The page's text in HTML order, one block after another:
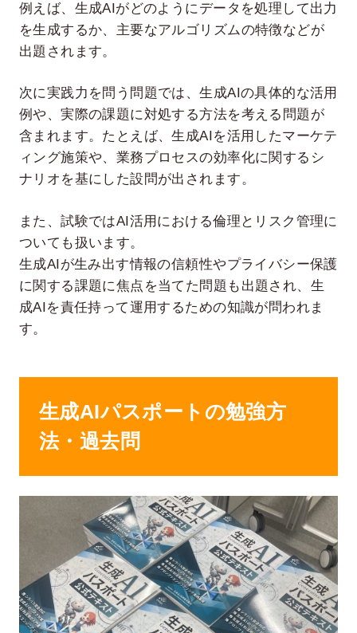
例えば、生成AIがどのようにデータを処理して出力
を生成するか、主要なアルゴリズムの特徴などが
出題されます。
次に実践力を問う問題では、生成AIの具体的な活用
例や、実際の課題に対処する方法を考える問題が
含まれます。たとえば、生成AIを活用したマーケテ
ィング施策や、業務プロセスの効率化に関するシ
ナリオを基にした設問が出されます。
また、試験ではAI活用における倫理とリスク管理に
ついても扱います。
生成AIが生み出す情報の信頼性やプライバシー保護
に関する課題に焦点を当てた問題も出題され、生
成AIを責任持って運用するための知識が問われま
す。
生成AIパスポートの勉強方
法・過去問